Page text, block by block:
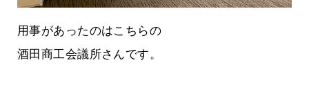
用事があったのはこちらの
酒田商工会議所さんです。